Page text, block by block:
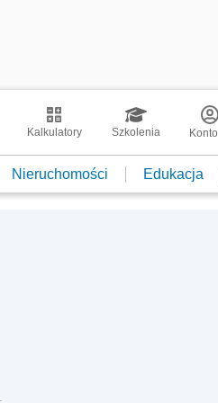
Kalkulatory Szkolenia Konto
Nieruchomości Edukacja